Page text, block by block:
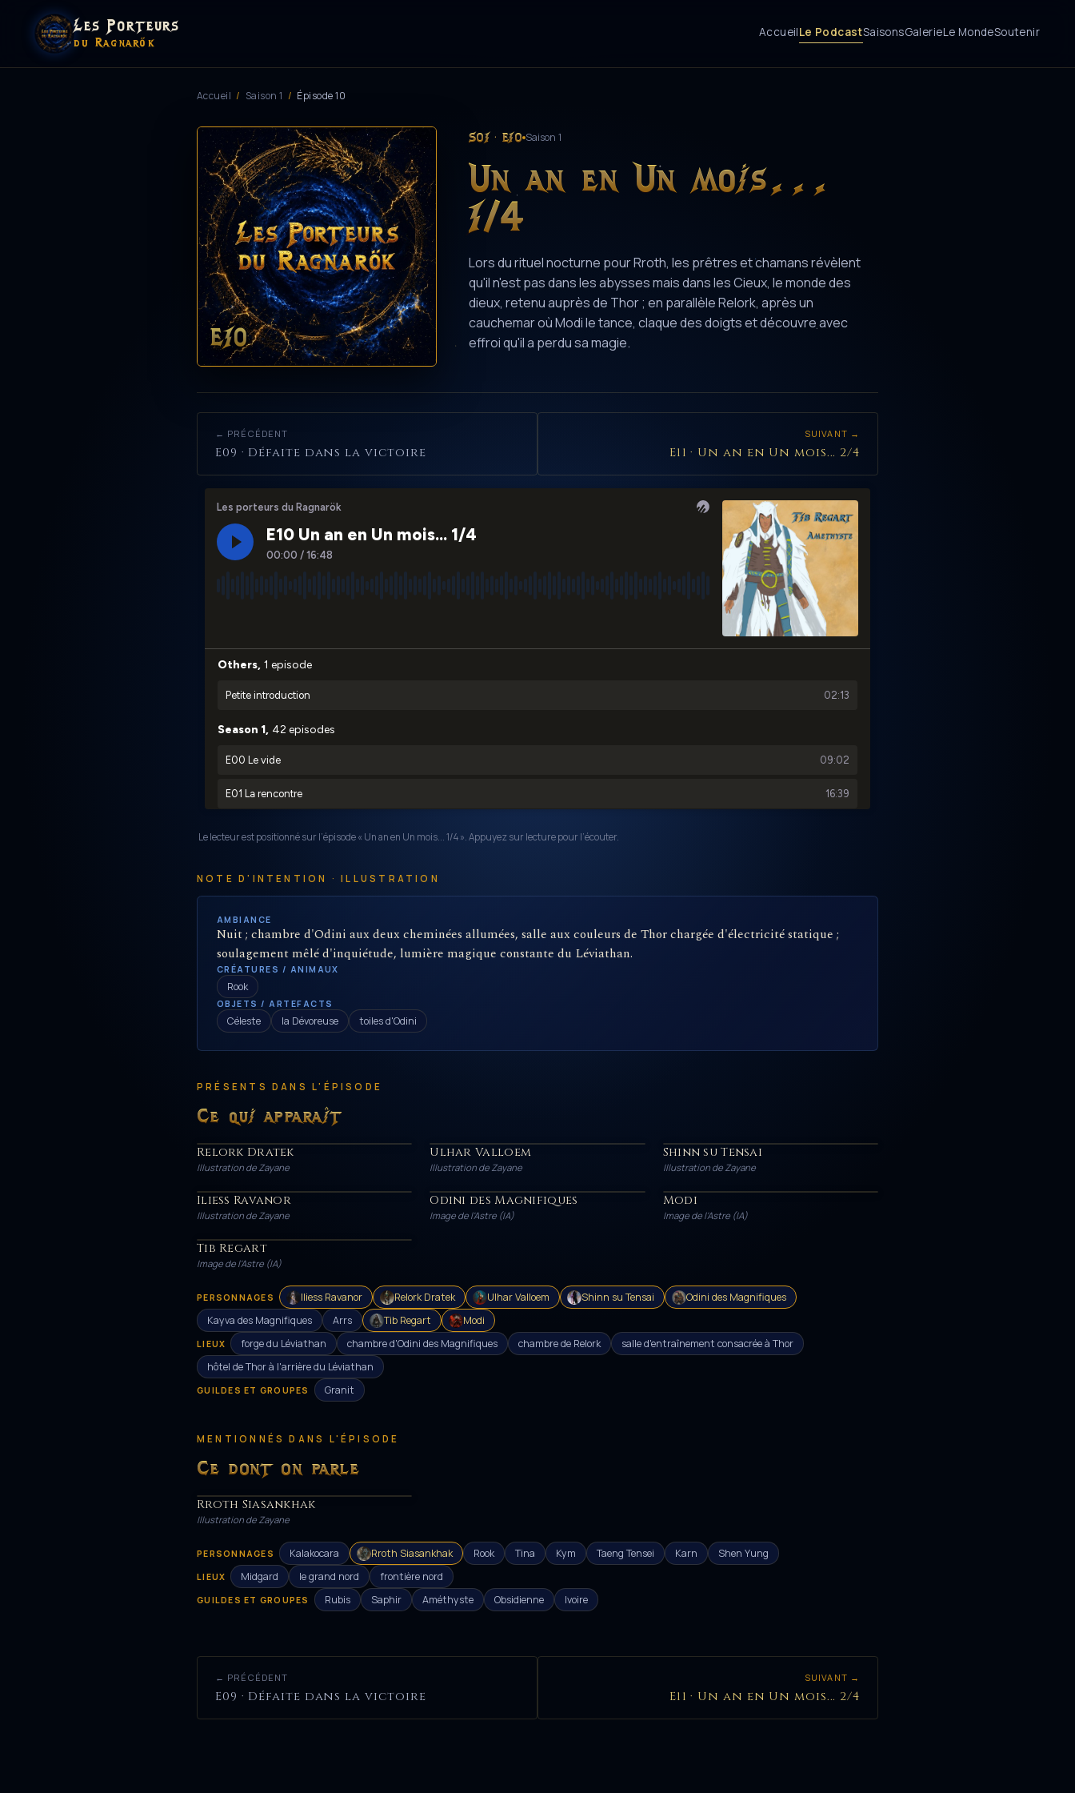
Les Porteurs
du Ragnarök
AccueilLe PodcastSaisonsGalerieLe MondeSoutenir
Accueil / Saison 1 / Épisode 10
E10
S01 · E10 Saison 1
Un an en Un mois...
1/4
Lors du rituel nocturne pour Rroth, les prêtres et chamans révèlent
qu'il n'est pas dans les abysses mais dans les Cieux, le monde des
dieux, retenu auprès de Thor ; en parallèle Relork, après un
cauchemar où Modi le tance, claque des doigts et découvre avec
effroi qu'il a perdu sa magie.
← PRÉCÉDENT
E09 · Défaite dans la victoire
SUIVANT →
E11 · Un an en Un mois... 2/4
Le lecteur est positionné sur l’épisode « Un an en Un mois... 1/4 ». Appuyez sur lecture pour l’écouter.
NOTE D'INTENTION · ILLUSTRATION
AMBIANCE
Nuit ; chambre d'Odini aux deux cheminées allumées, salle aux couleurs de Thor chargée d'électricité statique ;
soulagement mêlé d'inquiétude, lumière magique constante du Léviathan.
CRÉATURES / ANIMAUX
Rook
OBJETS / ARTEFACTS
Céleste la Dévoreuse toiles d'Odini
PRÉSENTS DANS L'ÉPISODE
Ce qui apparaît
HÉROS
Relork Dratek
Illustration de Zayane
HÉROS
Ulhar Valloem
Illustration de Zayane
HÉROS
Shinn su Tensai
Illustration de Zayane
HÉROS
Iliess Ravanor
Illustration de Zayane
PERSONNAGE
Odini des Magnifiques
Image de l'Astre (IA)
PERSONNAGE
Modi
Image de l'Astre (IA)
PERSONNAGE
Tib Regart
Image de l'Astre (IA)
PERSONNAGES Iliess Ravanor Relork Dratek Ulhar Valloem Shinn su Tensai
Odini des Magnifiques
Kayva des Magnifiques
Arrs Tib Regart Modi
LIEUX forge du Léviathan chambre d'Odini des Magnifiques chambre de Relork
salle d'entraînement consacrée à Thor
hôtel de Thor à l'arrière du Léviathan
GUILDES ET GROUPES Granit
MENTIONNÉS DANS L'ÉPISODE
Ce dont on parle
HÉROS
Rroth Siasankhak
Illustration de Zayane
PERSONNAGES Kalakocara Rroth Siasankhak Rook Tina Kym Taeng Tensei Karn Shen Yung
LIEUX Midgard le grand nord frontière nord
GUILDES ET GROUPES Rubis Saphir Améthyste Obsidienne Ivoire
← PRÉCÉDENT
E09 · Défaite dans la victoire
SUIVANT →
E11 · Un an en Un mois... 2/4